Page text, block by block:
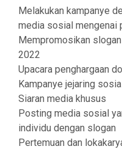
Melakukan kampanye
media sosial mengenai
Mempromosikan
2022
Upacara penghargaan
Kampanye jejaring
Siaran media khusus
Posting media sosial
individu dengan slogan
Pertemuan dan